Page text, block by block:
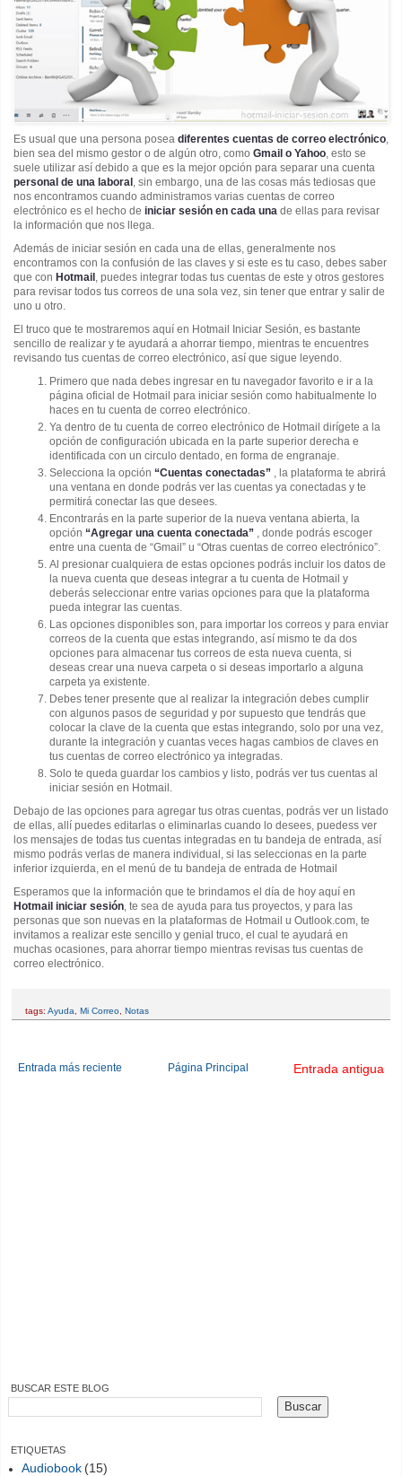
Es usual que una persona posea diferentes cuentas de correo electrónico
bien sea del mismo gestor o de algún otro, como Gmail o Yahoo , esto se
suele utilizar así debido a que es la mejor opción para separar una cuenta
personal de una laboral , sin embargo, una de las cosas más tediosas que
nos encontramos cuando administramos varias cuentas de correo
electrónico es el hecho de iniciar sesión en cada una de ellas para revisar
la información que nos llega.
Además de iniciar sesión en cada una de ellas, generalmente nos
encontramos con la confusión de las claves y si este es tu caso, debes saber
que con Hotmail , puedes integrar todas tus cuentas de este y otros gestores
para revisar todos tus correos de una sola vez, sin tener que entrar y salir de
uno u otro.
El truco que te mostraremos aquí en Hotmail Iniciar Sesión, es bastante
sencillo de realizar y te ayudará a ahorrar tiempo, mientras te encuentres
revisando tus cuentas de correo electrónico, así que sigue leyendo.
Primero que nada debes ingresar en tu navegador favorito e ir a la
página oficial de Hotmail para iniciar sesión como habitualmente lo
haces en tu cuenta de correo electrónico.
Ya dentro de tu cuenta de correo electrónico de Hotmail dirígete a la
opción de configuración ubicada en la parte superior derecha e
identificada con un circulo dentado, en forma de engranaje.
Selecciona la opción “Cuentas conectadas”
, la plataforma te abrirá
una ventana en donde podrás ver las cuentas ya conectadas y te
permitirá conectar las que desees.
Encontrarás en la parte superior de la nueva ventana abierta, la
opción “Agregar una cuenta conectada”
, donde podrás escoger
entre una cuenta de “Gmail” u “Otras cuentas de correo electrónico”.
Al presionar cualquiera de estas opciones podrás incluir los datos de
la nueva cuenta que deseas integrar a tu cuenta de Hotmail y
deberás seleccionar entre varias opciones para que la plataforma
pueda integrar las cuentas.
Las opciones disponibles son, para importar los correos y para enviar
correos de la cuenta que estas integrando, así mismo te da dos
opciones para almacenar tus correos de esta nueva cuenta, si
deseas crear una nueva carpeta o si deseas importarlo a alguna
carpeta ya existente.
Debes tener presente que al realizar la integración debes cumplir
con algunos pasos de seguridad y por supuesto que tendrás que
colocar la clave de la cuenta que estas integrando, solo por una vez,
durante la integración y cuantas veces hagas cambios de claves en
tus cuentas de correo electrónico ya integradas.
Solo te queda guardar los cambios y listo, podrás ver tus cuentas al
iniciar sesión en Hotmail.
Debajo de las opciones para agregar tus otras cuentas, podrás ver un listado
de ellas, allí puedes editarlas o eliminarlas cuando lo desees, puedess ver
los mensajes de todas tus cuentas integradas en tu bandeja de entrada, así
mismo podrás verlas de manera individual, si las seleccionas en la parte
inferior izquierda, en el menú de tu bandeja de entrada de Hotmail
Esperamos que la información que te brindamos el día de hoy aquí en
Hotmail iniciar sesión , te sea de ayuda para tus proyectos, y para las
personas que son nuevas en la plataformas de Hotmail u Outlook.com, te
invitamos a realizar este sencillo y genial truco, el cual te ayudará en
muchas ocasiones, para ahorrar tiempo mientras revisas tus cuentas de
correo electrónico.
tags: Ayuda Mi Correo Notas
Entrada más reciente Entrada antigua
Página Principal
BUSCAR ESTE BLOG
ETIQUETAS
Audiobook (15)